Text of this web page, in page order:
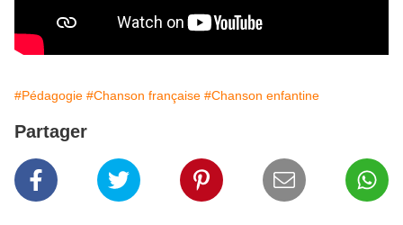
#Pédagogie #Chanson française #Chanson enfantine
Partager